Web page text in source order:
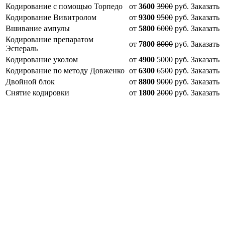
Кодирование с помощью Торпедо
от 3600 3900 руб. Заказать
Кодирование Вивитролом
от 9300 9500 руб. Заказать
Вшивание ампулы
от 5800 6000 руб. Заказать
Кодирование препаратом
Эспераль
от 7800 8000 руб. Заказать
Кодирование уколом
от 4900 5000 руб. Заказать
Кодирование по методу Довженко от 6300 6500 руб. Заказать
Двойной блок
от 8800 9000 руб. Заказать
Снятие кодировки
от 1800 2000 руб. Заказать